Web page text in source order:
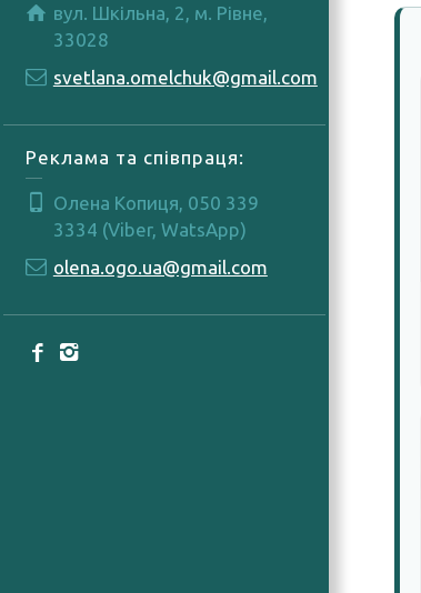
вул. Шкільна, 2, м. Рівне,
33028
svetlana.omelchuk@gmail.com
Реклама та співпраця:
Олена Копиця, 050 339
3334 (Viber, WatsApp)
olena.ogo.ua@gmail.com